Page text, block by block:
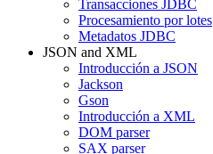
Transacciones JDBC
Procesamiento por lotes
Metadatos JDBC
JSON and XML
Introducción a JSON
Jackson
Gson
Introducción a XML
DOM parser
SAX parser